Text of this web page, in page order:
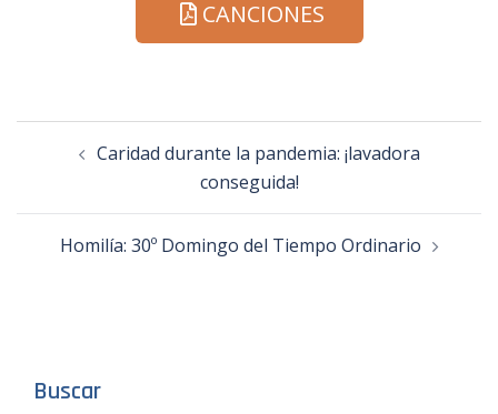
CANCIONES
Caridad durante la pandemia: ¡lavadora
conseguida!
Homilía: 30º Domingo del Tiempo Ordinario
Buscar